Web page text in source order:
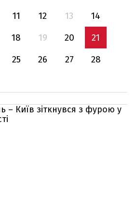
11 12 13
14
18 19 20
21
25 26 27
28
– Київ зіткнувся з фурою у